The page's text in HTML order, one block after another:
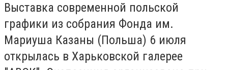
Выставка современной польской
графики из собрания Фонда им.
Мариуша Казаны (Польша) 6 июля
открылась в Харьковской галерее